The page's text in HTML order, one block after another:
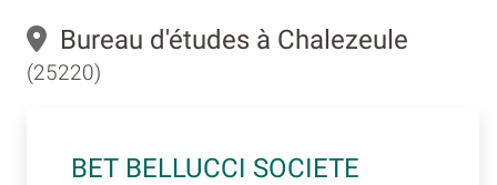
Bureau d'études à Chalezeule
(25220)
BET BELLUCCI SOCIETE